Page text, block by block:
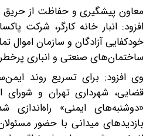
معاون پیشگیری و حفاظت از حریق
افزود: انبار خانه کارگر، شرکت
خودکفایی آزادگان و سازمان اموال
ساختمان‌های صنعتی و انباری پرخطر
وی افزود: برای تسریع روند
قضایی، شهرداری تهران و شورای
«دوشنبه‌های ایمنی»
بازدیدهای میدانی با حضور